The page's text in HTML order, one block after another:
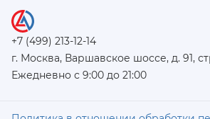
+7 (499) 213-12-14
г. Москва, Варшавское шоссе, д. 91,
Ежедневно с 9:00 до 21:00